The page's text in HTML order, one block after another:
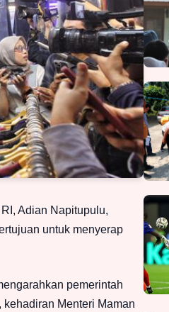
Adian Napitupulu,
untuk menyerap
pemerintah
Menteri Maman